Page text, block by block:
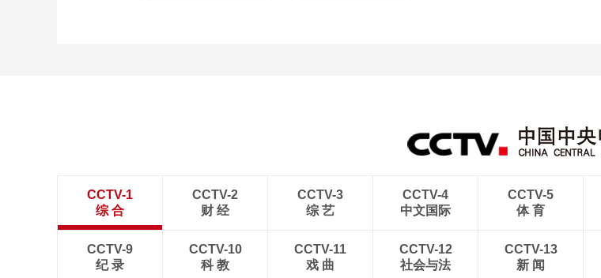
CCTV-1
综 合
CCTV-2
财 经
CCTV-3
综 艺
CCTV-4
中文国际
CCTV-5
体 育
CCTV-9
纪 录
CCTV-10
科 教
CCTV-11
戏 曲
CCTV-12
社会与法
CCTV-13
新 闻